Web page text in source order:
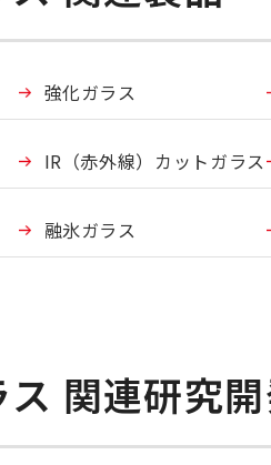
強化ガラス
IR（赤外線）カットガラス
融氷ガラス
関連研究